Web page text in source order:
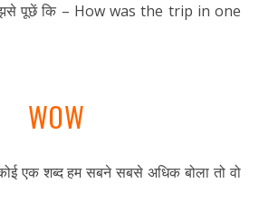
पूछें कि – How was the trip in one
WOW
एक शब्द हम सबने सबसे अधिक बोला तो वो